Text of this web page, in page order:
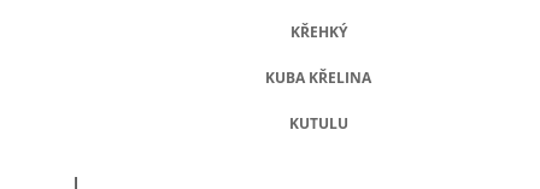
KŘEHKÝ
KUBA KŘELINA
KUTULU